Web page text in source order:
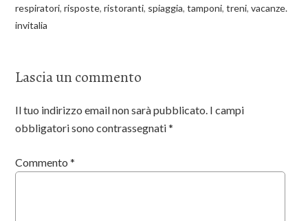
respiratori,risposte,ristoranti, spiaggia,tamponi,treni,vacanze.
invitalia
Lascia un commento
Il tuo indirizzo email non sarà pubblicato. I campi
obbligatori sono contrassegnati*
Commento*